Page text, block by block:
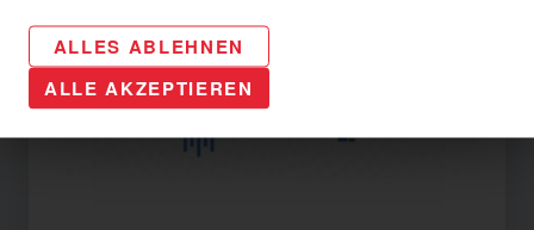
ALLES ABLEHNEN
ALLE AKZEPTIEREN